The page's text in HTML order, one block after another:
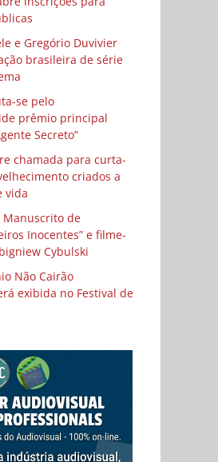
e Gregório Duvivier
brasileira de série
se pelo
prêmio principal
Secreto”
chamada para curta-
criados a
vida
Manuscrito de
Inocentes” e filme-
Cybulski
Não Cairão
exibida no Festival de